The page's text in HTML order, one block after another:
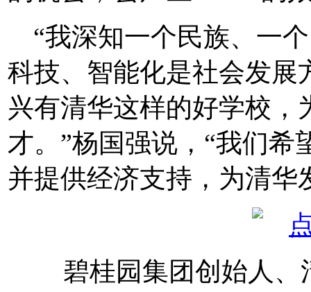
“我深知一个民族、一
科技、智能化是社会发展
兴有清华这样的好学校，
才。”杨国强说，“我们
并提供经济支持，为清华
碧桂园集团创始人